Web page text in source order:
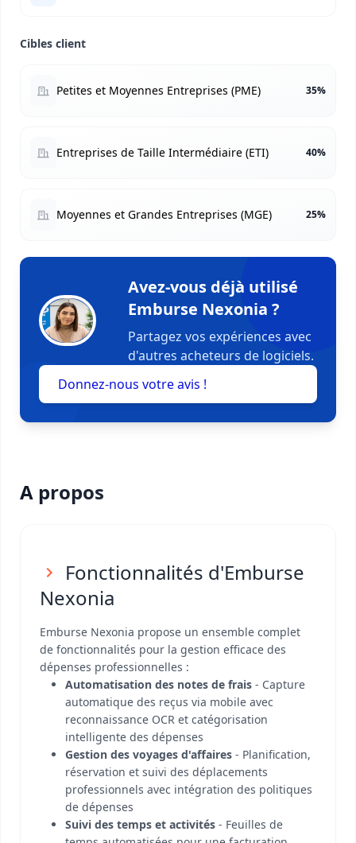
Cibles client
Petites et Moyennes Entreprises (PME) 35%
Entreprises de Taille Intermédiaire (ETI) 40%
Moyennes et Grandes Entreprises (MGE) 25%
Avez-vous déjà utilisé
Emburse Nexonia ?
Partagez vos expériences avec
d'autres acheteurs de logiciels.
Donnez-nous votre avis !
A propos
Fonctionnalités d'Emburse
Nexonia
Emburse Nexonia propose un ensemble complet
de fonctionnalités pour la gestion efficace des
dépenses professionnelles :
Automatisation des notes de frais - Capture
automatique des reçus via mobile avec
reconnaissance OCR et catégorisation
intelligente des dépenses
Gestion des voyages d'affaires - Planification,
réservation et suivi des déplacements
professionnels avec intégration des politiques
de dépenses
Suivi des temps et activités - Feuilles de